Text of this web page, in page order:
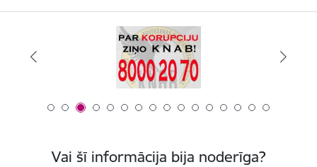
Vai šī informācija bija noderīga?